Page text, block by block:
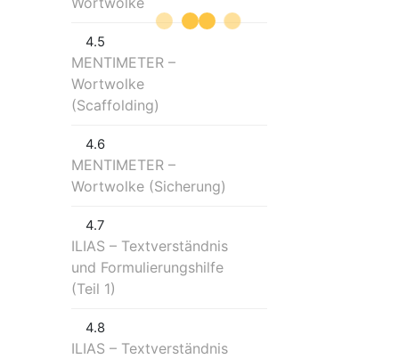
4.5
MENTIMETER –
Wortwolke
(Scaffolding)
4.6
MENTIMETER –
Wortwolke (Sicherung)
4.7
ILIAS – Textverständnis
und Formulierungshilfe
(Teil 1)
4.8
ILIAS – Textverständnis